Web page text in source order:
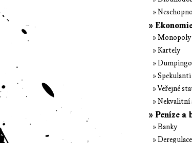
»
»
» Monopoly
» Kartely
»
» Spekulanti
» Veřejné
»
» Peníze a
» Banky
»